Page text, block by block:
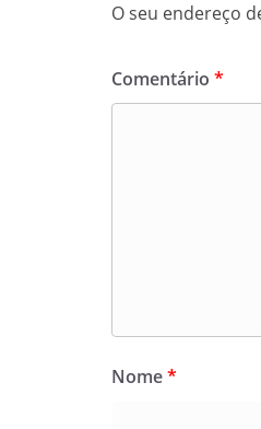
O seu endereço
Comentário *
Nome*